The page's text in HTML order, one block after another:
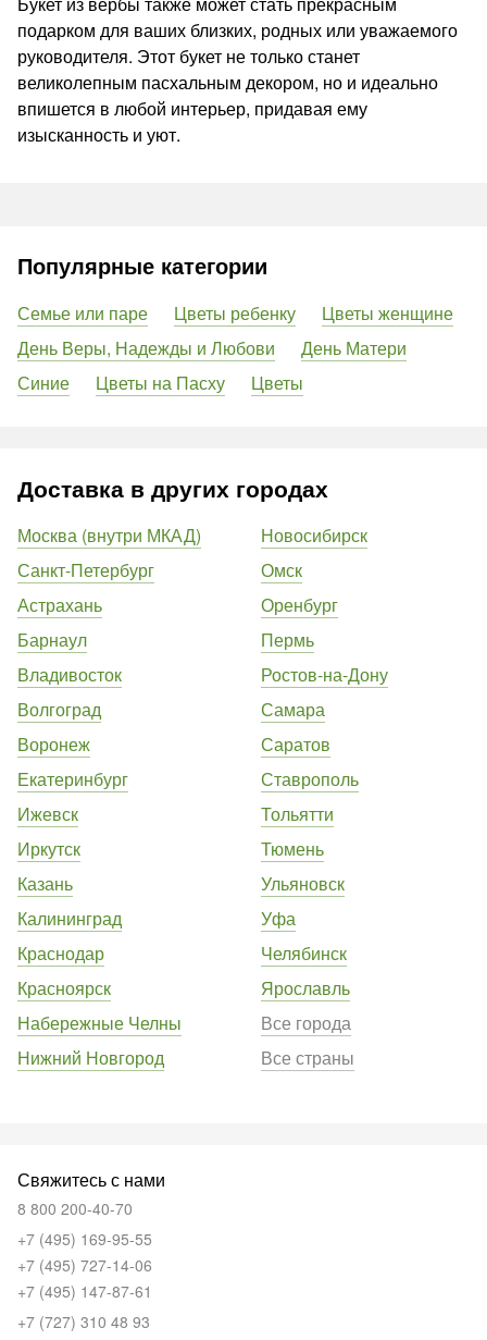
подарком для ваших близких, родных или уважаемого
руководителя. Этот букет не только станет
великолепным пасхальным декором, но и идеально
впишется в любой интерьер, придавая ему
изысканность и уют.
Популярные категории
Семье или паре Цветы ребенку
Цветы женщине
День Веры, Надежды и Любови
День Матери
Синие
Цветы на Пасху Цветы
Доставка в других городах
Москва (внутри МКАД)
Санкт-Петербург
Астрахань
Барнаул
Владивосток
Волгоград
Воронеж
Екатеринбург
Ижевск
Иркутск
Казань
Калининград
Краснодар
Красноярск
Набережные Челны
Нижний Новгород
Новосибирск
Омск
Оренбург
Пермь
Ростов-на-Дону
Самара
Саратов
Ставрополь
Тольятти
Тюмень
Ульяновск
Уфа
Челябинск
Ярославль
Все города
Все страны
Свяжитесь с нами
8 800 200-40-70
+7 (495) 169-95-55
+7 (495) 727-14-06
+7 (495) 147-87-61
+7 (727) 310 48 93